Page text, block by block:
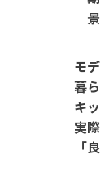
景
モ
暮
キ
実
「